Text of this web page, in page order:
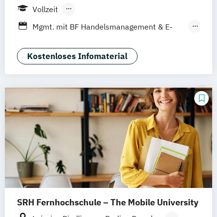
Mannheim
Vollzeit
Berufsbegleitendes Präsenzstudium
Mgmt. mit BF Handelsmanagement & E-
Social Media Studies Sportmanagement
Kostenloses Infomaterial
SRH Fernhochschule – The Mobile University